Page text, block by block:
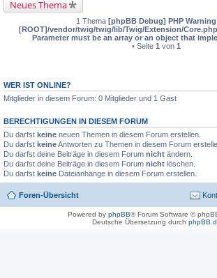
Neues Thema
1 Thema [phpBB Debug] PHP Warning
[ROOT]/vendor/twig/twig/lib/Twig/Extension/Core.php
Parameter must be an array or an object that
• Seite 1 von 1
WER IST ONLINE?
Mitglieder in diesem Forum: 0 Mitglieder und 1 Gast
BERECHTIGUNGEN IN DIESEM FORUM
Du darfst keine neuen Themen in diesem Forum erstellen.
Du darfst keineAntworten zu Themen in diesem Forum
Du darfst deine Beiträge in diesem Forum nicht ändern.
Du darfst deine Beiträge in diesem Forum nicht löschen.
Du darfst keine Dateianhänge in diesem Forum erstellen.
Foren-Übersicht
Powered by phpBB® Forum Software ©
Deutsche Übersetzung durch